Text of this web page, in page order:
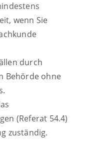
wenn Sie
durch
Behörde ohne
(Referat 54.4)
zuständig.